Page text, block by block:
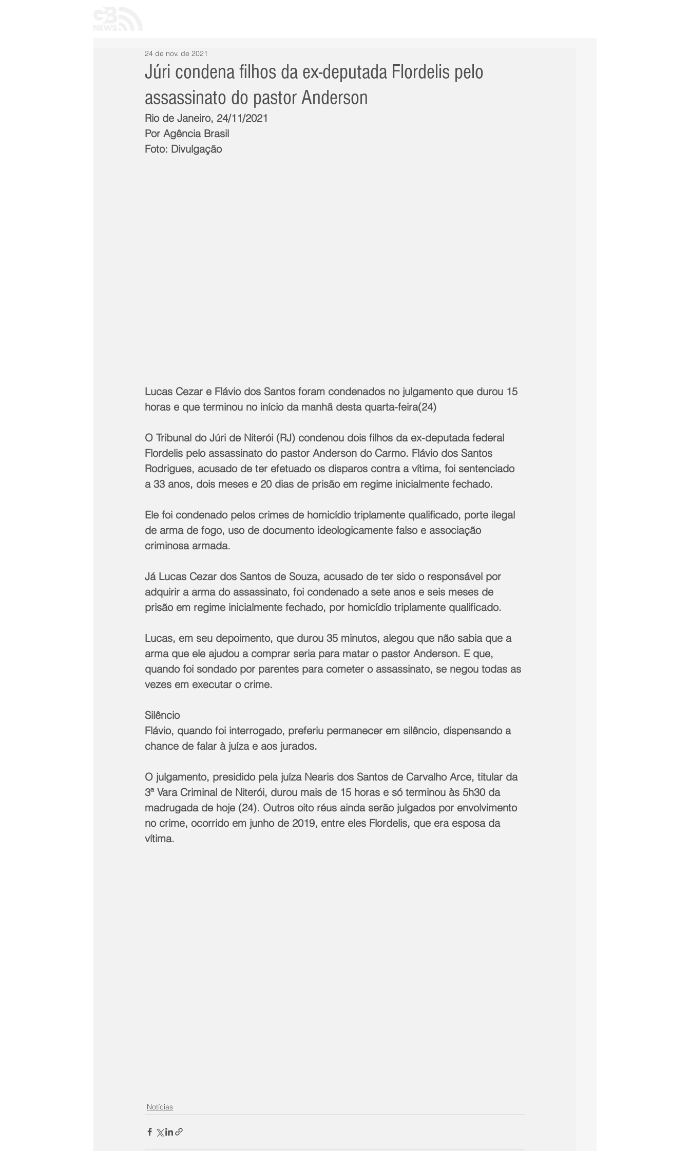
Júri condena filhos da ex-deputada Flordelis pelo
assassinato do pastor Anderson
24 de nov. de 2021
Rio de Janeiro, 24/11/2021
Por Agência Brasil
Foto: Divulgação
Lucas Cezar e Flávio dos Santos foram condenados no julgamento que durou 15
horas e que terminou no início da manhã desta quarta-feira(24)
O Tribunal do Júri de Niterói (RJ) condenou dois filhos da ex-deputada federal
Flordelis pelo assassinato do pastor Anderson do Carmo. Flávio dos Santos
Rodrigues, acusado de ter efetuado os disparos contra a vítima, foi sentenciado
a 33 anos, dois meses e 20 dias de prisão em regime inicialmente fechado.
Ele foi condenado pelos crimes de homicídio triplamente qualificado, porte ilegal
de arma de fogo, uso de documento ideologicamente falso e associação
criminosa armada.
Já Lucas Cezar dos Santos de Souza, acusado de ter sido o responsável por
adquirir a arma do assassinato, foi condenado a sete anos e seis meses de
prisão em regime inicialmente fechado, por homicídio triplamente qualificado.
Lucas, em seu depoimento, que durou 35 minutos, alegou que não sabia que a
arma que ele ajudou a comprar seria para matar o pastor Anderson. E que,
quando foi sondado por parentes para cometer o assassinato, se negou todas as
vezes em executar o crime.
Silêncio
Flávio, quando foi interrogado, preferiu permanecer em silêncio, dispensando a
chance de falar à juíza e aos jurados.
O julgamento, presidido pela juíza Nearis dos Santos de Carvalho Arce, titular da
3ª Vara Criminal de Niterói, durou mais de 15 horas e só terminou às 5h30 da
madrugada de hoje (24). Outros oito réus ainda serão julgados por envolvimento
no crime, ocorrido em junho de 2019, entre eles Flordelis, que era esposa da
vítima.
Notícias